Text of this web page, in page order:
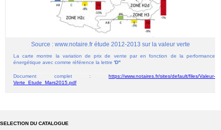
Source : www.notaire.fr étude 2012-2013 sur la valeur verte
La carte montre la variation de prix de vente par en fonction de la performance
énergétique avec comme référence la lettre 'D"
Document complet : https://www.notaires.fr/sites/default/files/Valeur-
Verte_Etude_Mars2015.pdf
SELECTION DU CATALOGUE